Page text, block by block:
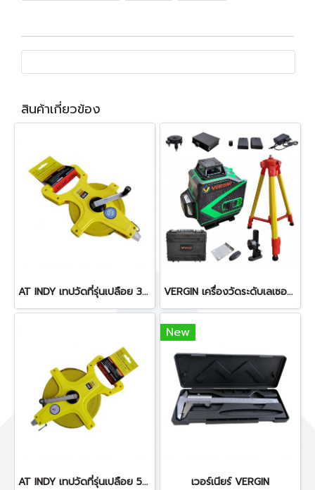
สินค้าเกี่ยวข้อง
AT INDY เทปวัดที่รุ่นเปลือย 30 เมตร 34645C VERGIN เครื่องวัดระดับเลเซอร์ 16 เส้น แสงสีเขียว พร้อมอุปกรณ์ครบชุด
AT INDY เทปวัดที่รุ่นเปลือย 50 เมตร 34646C
New
เวอร์เนียร์ VERGIN